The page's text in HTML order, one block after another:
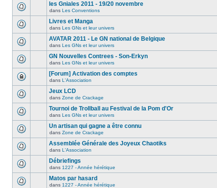
les Gniales 2011 - 19/20 novembre
dans Les Conventions
Livres et Manga
dans Les GNs et leur univers
AVATAR 2011 - Le GN national de Belgique
dans Les GNs et leur univers
GN Nouvelles Contrees - Son-Erkyn
dans Les GNs et leur univers
[Forum] Activation des comptes
dans L'Association
Jeux LCD
dans Zone de Crackage
Tournoi de Trollball au Festival de la Pom d'Or
dans Les GNs et leur univers
Un artisan qui gagne a être connu
dans Zone de Crackage
Assemblée Générale des Joyeux Chaotiks
dans L'Association
Débriefings
dans 1227 - Année hérétique
Matos par hasard
dans 1227 - Année hérétique